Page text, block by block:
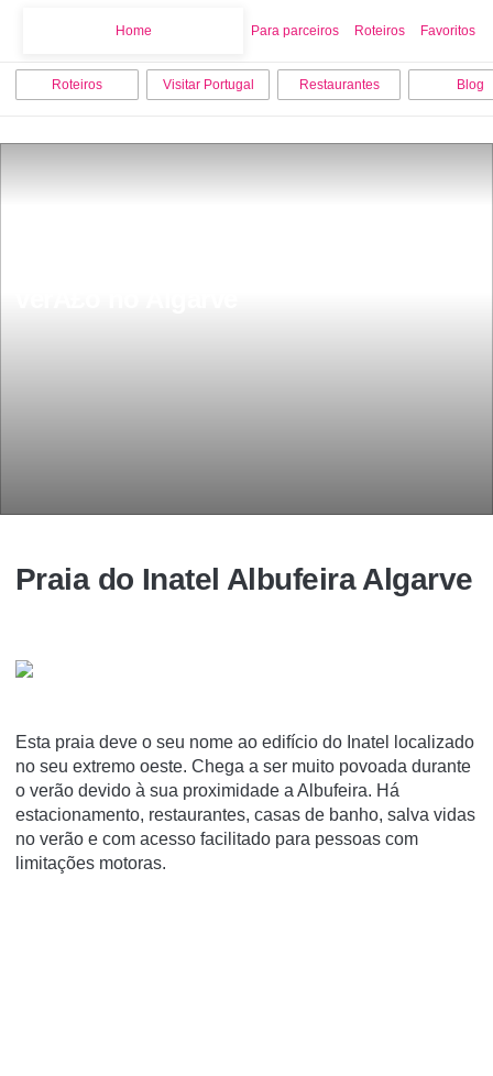
Home Para parceiros Roteiros Favoritos
Roteiros Visitar Portugal Restaurantes Blog
Praia do Inatel Albufeira Algarve
Esta praia deve o seu nome ao edifício do Inatel localizado
no seu extremo oeste. Chega a ser muito povoada durante
o verão devido à sua proximidade a Albufeira. Há
estacionamento, restaurantes, casas de banho, salva vidas
no verão e com acesso facilitado para pessoas com
limitações motoras.